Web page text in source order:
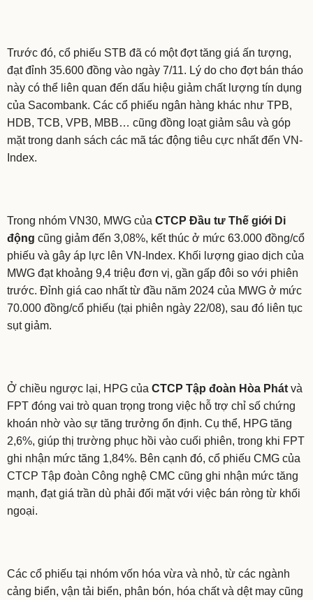
Trước đó, cổ phiếu STB đã có một đợt tăng giá ấn tượng,
đạt đỉnh 35.600 đồng vào ngày 7/11. Lý do cho đợt bán tháo
này có thể liên quan đến dấu hiệu giảm chất lượng tín dụng
của Sacombank. Các cổ phiếu ngân hàng khác như TPB,
HDB, TCB, VPB, MBB… cũng đồng loạt giảm sâu và góp
mặt trong danh sách các mã tác động tiêu cực nhất đến VN-
Index.
Trong nhóm VN30, MWG của CTCP Đầu tư Thế giới Di
động cũng giảm đến 3,08%, kết thúc ở mức 63.000 đồng/cổ
phiếu và gây áp lực lên VN-Index. Khối lượng giao dịch của
MWG đạt khoảng 9,4 triệu đơn vị, gần gấp đôi so với phiên
trước. Đỉnh giá cao nhất từ đầu năm 2024 của MWG ở mức
70.000 đồng/cổ phiếu (tại phiên ngày 22/08), sau đó liên tục
sụt giảm.
Ở chiều ngược lại, HPG của CTCP Tập đoàn Hòa Phát và
FPT đóng vai trò quan trọng trong việc hỗ trợ chỉ số chứng
khoán nhờ vào sự tăng trưởng ổn định. Cụ thể, HPG tăng
2,6%, giúp thị trường phục hồi vào cuối phiên, trong khi FPT
ghi nhận mức tăng 1,84%. Bên cạnh đó, cổ phiếu CMG của
CTCP Tập đoàn Công nghệ CMC cũng ghi nhận mức tăng
mạnh, đạt giá trần dù phải đối mặt với việc bán ròng từ khối
ngoại.
Các cổ phiếu tại nhóm vốn hóa vừa và nhỏ, từ các ngành
cảng biển, vận tải biển, phân bón, hóa chất và dệt may cũng